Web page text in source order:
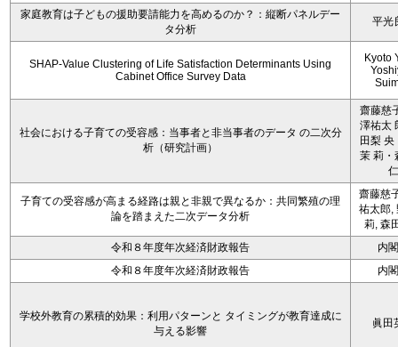
家庭教育は子どもの援助要請能力を高めるのか？：縦断パネルデー
タ分析
平光
SHAP-Value Clustering of Life Satisfaction Determinants Using
Cabinet Office Survey Data
Kyoto
社会における子育ての受容感：当事者と非当事者のデータ の二次分
析（研究計画）
齋藤慈
澤祐太
田梨 央
茉 莉・
仁
子育ての受容感が高まる経路は親と非親で異なるか：共同繁殖の理
論を踏まえた二次データ分析
齋藤慈
祐太郎,
莉, 森
令和８年度年次経済財政報告
内
令和８年度年次経済財政報告
内
学校外教育の累積的効果：利用パターンと タイミングが教育達成に
与える影響
眞田